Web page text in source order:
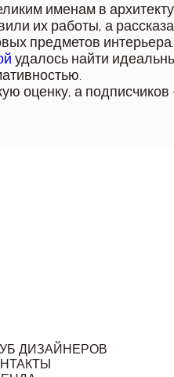
именам в
их работы, а
предметов интерьера.
удалось найти
оценку, а
ДИЗАЙНЕРОВ